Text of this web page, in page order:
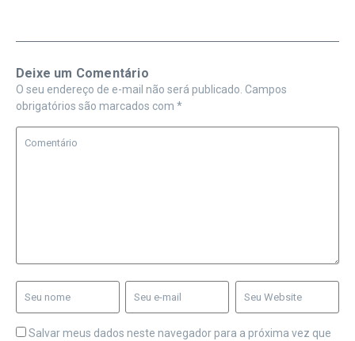
Deixe um Comentário
O seu endereço de e-mail não será publicado. Campos
obrigatórios são marcados com *
Salvar meus dados neste navegador para a próxima vez que